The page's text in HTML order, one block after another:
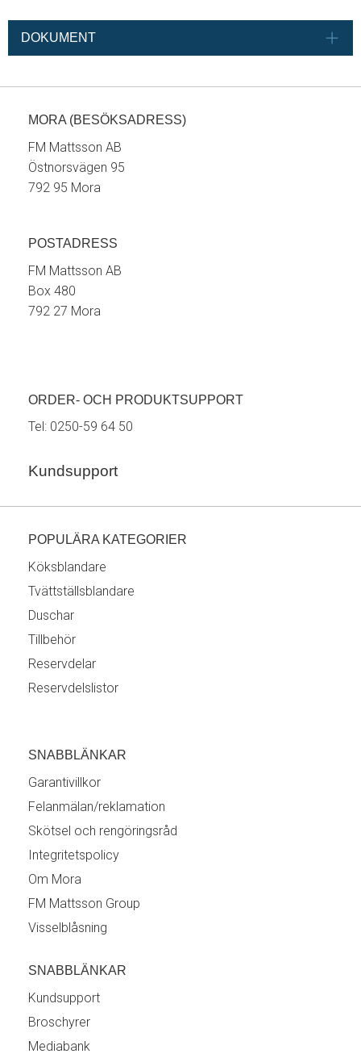
DOKUMENT
MORA (BESÖKSADRESS)
FM Mattsson AB
Östnorsvägen 95
792 95 Mora
POSTADRESS
FM Mattsson AB
Box 480
792 27 Mora
ORDER- OCH PRODUKTSUPPORT
Tel: 0250-59 64 50
Kundsupport
POPULÄRA KATEGORIER
Köksblandare
Tvättställsblandare
Duschar
Tillbehör
Reservdelar
Reservdelslistor
SNABBLÄNKAR
Garantivillkor
Felanmälan/reklamation
Skötsel och rengöringsråd
Integritetspolicy
Om Mora
FM Mattsson Group
Visselblåsning
SNABBLÄNKAR
Kundsupport
Broschyrer
Mediabank